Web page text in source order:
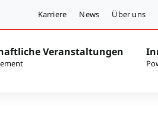
Karriere News Über uns
Veranstaltungen